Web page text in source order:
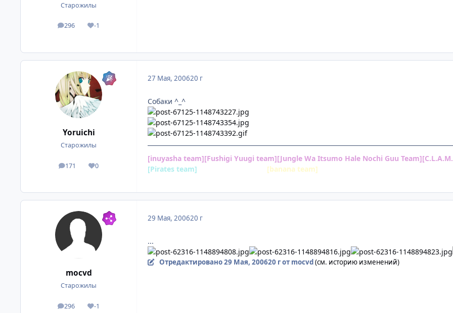
Старожилы
296
посты -1
Репутация
Yoruichi
Старожилы
171
посты 0
Репутация
27 Мая, 200620 г
Собаки ^_^
[inuyasha team][Fushigi Yuugi team][Jungle Wa Itsumo Hale Nochi Guu
[Pirates team]
[banana team]
mocvd
Старожилы
296
посты -1
Репутация
29 Мая, 200620 г
...
Отредактировано29 Мая, 200620 гот mocvd (см. историю изменений)